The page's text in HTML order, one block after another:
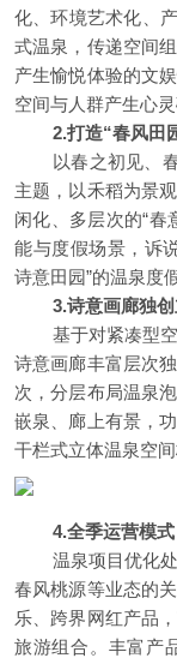
化、环境艺术化、
式温泉，传递空间
产生愉悦体验的文
空间与人群产生心灵
2.打造“春风田
以春之初见、
主题，以禾稻为景
闲化、多层次的“春
能与度假场景，诉
诗意田园”的温泉度
3.诗意画廊独
基于对紧凑型
诗意画廊丰富层次
次，分层布局温泉
嵌泉、廊上有景，
干栏式立体温泉空间
4.全季运营模
温泉项目优化
春风桃源等业态的
乐、跨界网红产品
旅游组合。丰富产